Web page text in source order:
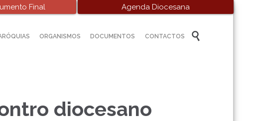
Final Agenda Diocesana
Skip
to
ORGANISMOS DOCUMENTOS CONTACTOS 
diocesano